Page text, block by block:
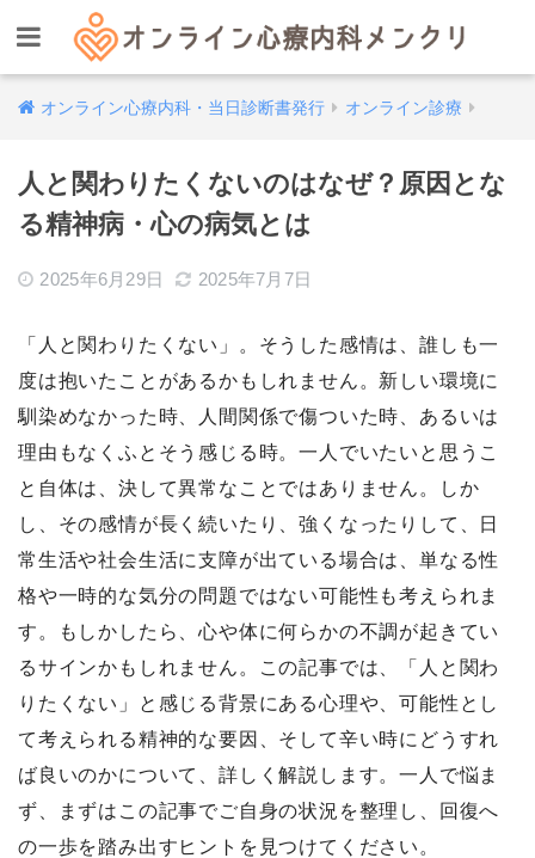
オンライン心療内科・当日診断書発行 オンライン診療
人と関わりたくないのはなぜ？原因とな
る精神病・心の病気とは
2025年6月29日 2025年7月7日
「人と関わりたくない」。そうした感情は、誰しも一
度は抱いたことがあるかもしれません。新しい環境に
馴染めなかった時、人間関係で傷ついた時、あるいは
理由もなくふとそう感じる時。一人でいたいと思うこ
と自体は、決して異常なことではありません。しか
し、その感情が長く続いたり、強くなったりして、日
常生活や社会生活に支障が出ている場合は、単なる性
格や一時的な気分の問題ではない可能性も考えられま
す。もしかしたら、心や体に何らかの不調が起きてい
るサインかもしれません。この記事では、「人と関わ
りたくない」と感じる背景にある心理や、可能性とし
て考えられる精神的な要因、そして辛い時にどうすれ
ば良いのかについて、詳しく解説します。一人で悩ま
ず、まずはこの記事でご自身の状況を整理し、回復へ
の一歩を踏み出すヒントを見つけてください。